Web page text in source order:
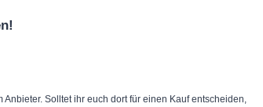
Solltet ihr euch dort für einen Kauf entscheiden,